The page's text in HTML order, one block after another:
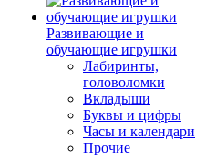
Развивающие и
обучающие игрушки
Лабиринты,
головоломки
Вкладыши
Буквы и цифры
Часы и календари
Прочие